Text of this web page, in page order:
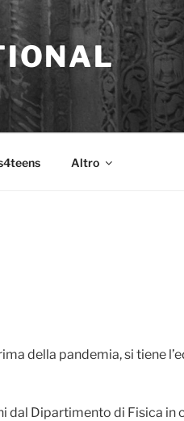
Altro
della pandemia, si tiene
dal Dipartimento di Fisica in